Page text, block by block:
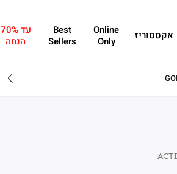
אקססוריז
Online
Only
Best
Sellers
עד 70%
הנחה